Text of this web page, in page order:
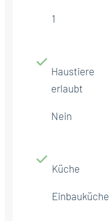
1
Haustiere
erlaubt
Nein
Küche
Einbauküche